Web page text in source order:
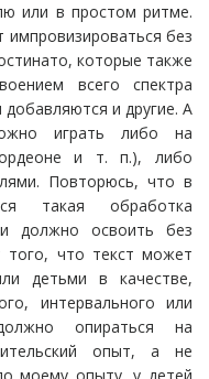
или в простом ритме.
без
которые также
всего спектра
и другие. А
играть либо на
и т. п.), либо
Повторюсь, что в
такая обработка
должно освоить без
того, что текст может
детьми в качестве,
интервального или
опираться на
опыт, а не